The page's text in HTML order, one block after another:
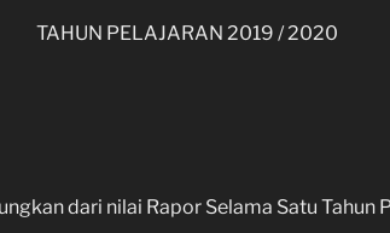
TAHUN PELAJARAN 2019 / 2020
dari nilai Rapor Selama Satu Tahun